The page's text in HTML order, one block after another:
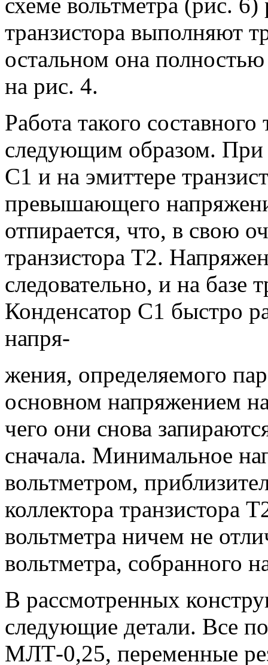
транзистора выполняют
остальном она
на рис. 4.
Работа такого
следующим образом. При
С1 и на эмиттере
превышающего
отпирается, что, в свою
транзистора Т2.
следовательно, и на базе
Конденсатор С1 быстро
напря-
жения, определяемого
основном напряжением
чего они снова
сначала. Минимальное
вольтметром,
коллектора транзистора
вольтметра ничем не
вольтметра, собранного
В рассмотренных
следующие детали. Все
МЛТ-0,25, переменные